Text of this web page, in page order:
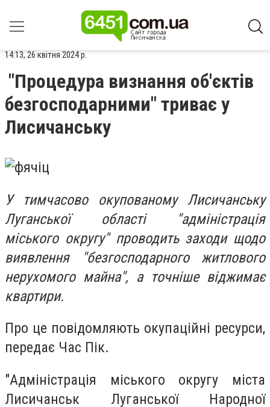
14:13, 26 квітня 2024 р.
"Процедура визнання об'єктів
безгосподарними" триває у
Лисичанську
У тимчасово окупованому Лисичанську
Луганської області "адміністрація
міського округу" проводить заходи щодо
виявлення "безгосподарного житлового
нерухомого майна", а точніше віджимає
квартири.
Про це повідомляють окупаційні ресурси,
передає Час Пік.
"Адміністрація міського округу міста
Лисичанськ Луганської Народної